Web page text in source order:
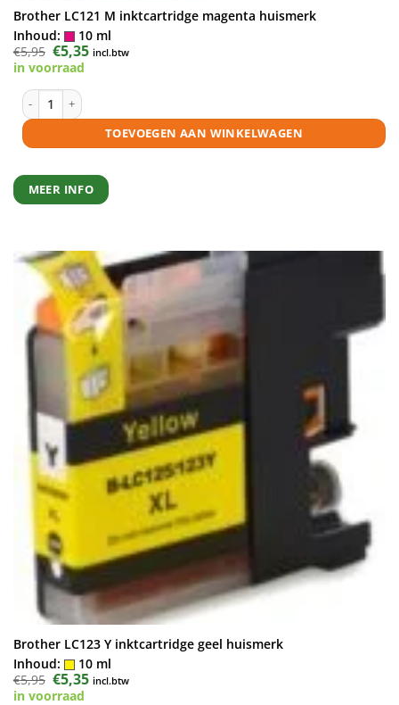
Brother LC121 M inktcartridge magenta huismerk
Inhoud:
10 ml
€5,95 Oorspronkelijke
prijs
was:
€5,35Huidige
prijs
incl.btw
in voorraad
Brother LC121 M inktcartridge magenta huismerk aantal
TOEVOEGEN AAN WINKELWAGEN
MEER INFO
Brother LC123 Y inktcartridge geel huismerk
Inhoud:
10 ml
€5,95 Oorspronkelijke
prijs
was:
€5,35Huidige
prijs
incl.btw
in voorraad